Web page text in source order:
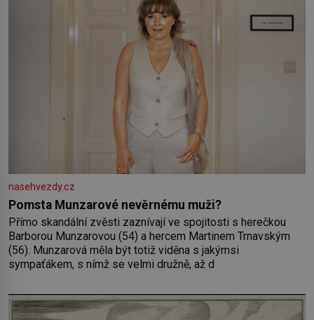
nasehvezdy.cz
Pomsta Munzarové nevěrnému muži?
Přímo skandální zvěsti zaznívají ve spojitosti s herečkou
Barborou Munzarovou (54) a hercem Martinem Trnavským
(56). Munzarová měla být totiž viděna s jakýmsi
sympaťákem, s nímž se velmi družně, až d